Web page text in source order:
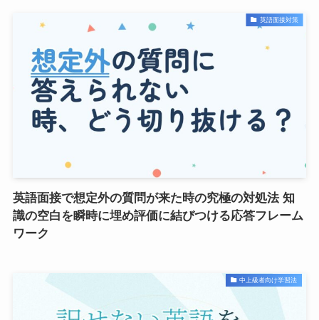
英語面接対策
英語面接で想定外の質問が来た時の究極の対処法 知
識の空白を瞬時に埋め評価に結びつける応答フレーム
ワーク
中上級者向け学習法